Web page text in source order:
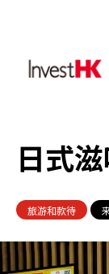
日式
旅游和款待